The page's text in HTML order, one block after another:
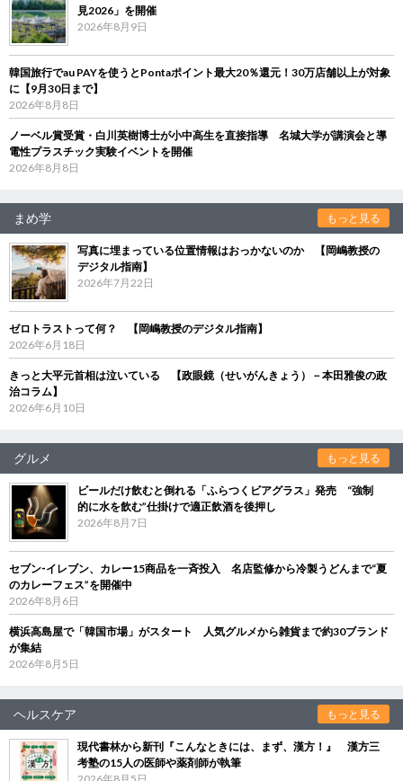
見2026」を開催
2026年8月9日
韓国旅行でau PAYを使うとPontaポイント最大20％還元！30万店舗以上が対象
に【9月30日まで】
2026年8月8日
ノーベル賞受賞・白川英樹博士が小中高生を直接指導 名城大学が講演会と導
電性プラスチック実験イベントを開催
2026年8月8日
まめ学 もっと見る
写真に埋まっている位置情報はおっかないのか 【岡嶋教授の
デジタル指南】
2026年7月22日
ゼロトラストって何？ 【岡嶋教授のデジタル指南】
2026年6月18日
きっと大平元首相は泣いている 【政眼鏡（せいがんきょう）－本田雅俊の政
治コラム】
2026年6月10日
グルメ もっと見る
ビールだけ飲むと倒れる「ふらつくビアグラス」発売 “強制
的に水を飲む”仕掛けで適正飲酒を後押し
2026年8月7日
セブン‐イレブン、カレー15商品を一斉投入 名店監修から冷製うどんまで“夏
のカレーフェス”を開催中
2026年8月6日
横浜高島屋で「韓国市場」がスタート 人気グルメから雑貨まで約30ブランド
が集結
2026年8月5日
ヘルスケア もっと見る
現代書林から新刊『こんなときには、まず、漢方！』 漢方三
考塾の15人の医師や薬剤師が執筆